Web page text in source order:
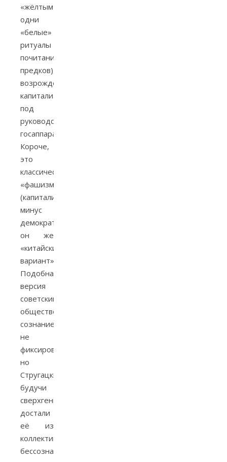
«жёлтым»,
одни
«белые»
ритуалы
почитания
предков),
возрождение
капитализма
под
руководством
госаппарата.
Короче,
это
классический
«фашизм»
(капитализм
минус
демократия),
он же
«китайский
вариант».
Подобная
версия
советским
общественным
сознанием
не
фиксировалась,
но
Стругацкие,
будучи
сверхгениями,
достали
её из
коллективного
бессознательного.